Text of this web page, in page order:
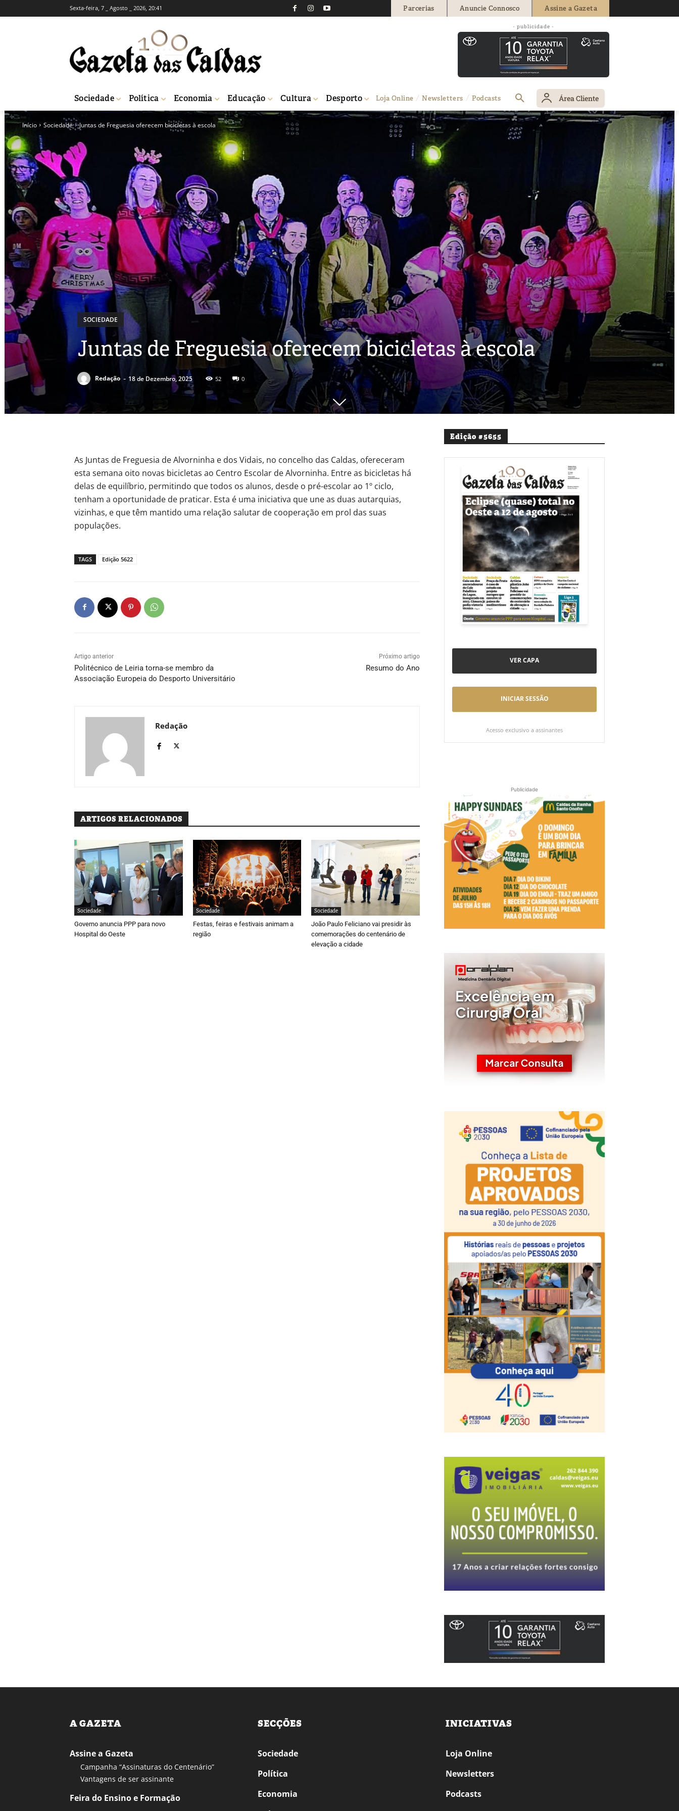
Sexta-feira, 7 _ Agosto _ 2026, 20:41 Parcerias Anuncie Connosco Assine a Gazeta
- publicidade -
Sociedade Política Economia Educação Cultura Desporto Loja Online Newsletters Podcasts Área Cliente
Início Sociedade Juntas de Freguesia oferecem bicicletas à escola
SOCIEDADE
Juntas de Freguesia oferecem bicicletas à escola
Redação - 18 de Dezembro, 2025 52 0
As Juntas de Freguesia de Alvorninha e dos Vidais, no concelho das Caldas, ofereceram
esta semana oito novas bicicletas ao Centro Escolar de Alvorninha. Entre as bicicletas há
delas de equilíbrio, permitindo que todos os alunos, desde o pré-escolar ao 1º ciclo,
tenham a oportunidade de praticar. Esta é uma iniciativa que une as duas autarquias,
vizinhas, e que têm mantido uma relação salutar de cooperação em prol das suas
populações.
TAGS Edição 5622
Artigo anterior
Politécnico de Leiria torna-se membro da
Associação Europeia do Desporto Universitário
Próximo artigo
Resumo do Ano
Redação
ARTIGOS RELACIONADOS
Sociedade
Governo anuncia PPP para novo
Hospital do Oeste
Sociedade
Festas, feiras e festivais animam a
região
Sociedade
João Paulo Feliciano vai presidir às
comemorações do centenário de
elevação a cidade
Edição #5655
VER CAPA
INICIAR SESSÃO
Acesso exclusivo a assinantes
Publicidade
A GAZETA
Assine a Gazeta
Campanha “Assinaturas do Centenário”
Vantagens de ser assinante
Feira do Ensino e Formação
SECÇÕES
Sociedade
Política
Economia
INICIATIVAS
Loja Online
Newsletters
Podcasts